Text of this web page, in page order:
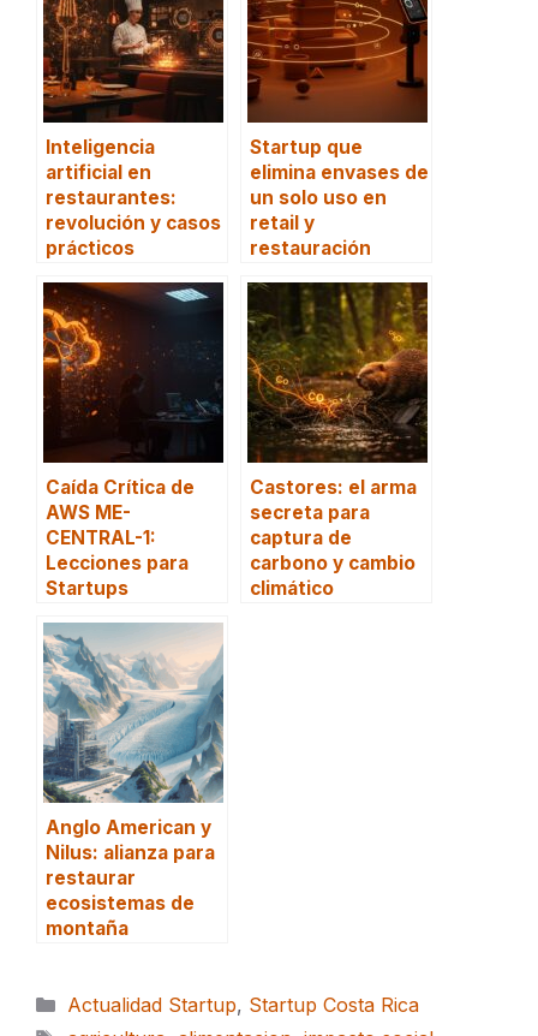
Inteligencia
artificial en
restaurantes:
revolución y casos
prácticos
Startup que
elimina envases de
un solo uso en
retail y
restauración
Caída Crítica de
AWS ME-
CENTRAL-1:
Lecciones para
Startups
Castores: el arma
secreta para
captura de
carbono y cambio
climático
Anglo American y
Nilus: alianza para
restaurar
ecosistemas de
montaña
Categorías
Actualidad Startup, Startup Costa Rica